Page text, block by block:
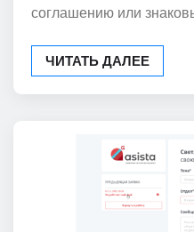
соглашению или
ЧИТАТЬ ДАЛЕЕ